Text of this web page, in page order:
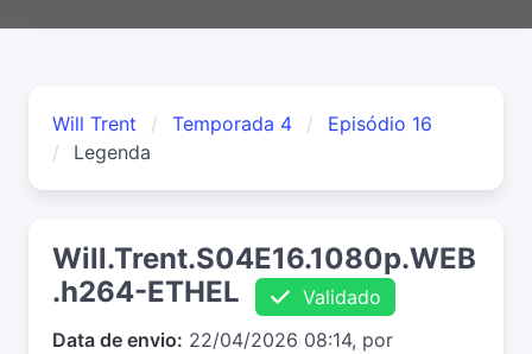
Will Trent Temporada 4
Episódio 16
Legenda
Will.Trent.S04E16.1080p.WEB
.h264-ETHEL
Validado
Data de envio: 22/04/2026 08:14, por